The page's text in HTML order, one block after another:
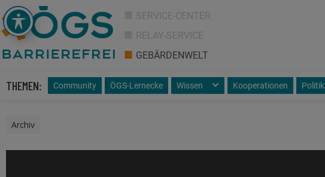
SERVICE-CENTER
RELAY-SERVICE
GEBÄRDENWELT
THEMEN: Community ÖGS-Lernecke Wissen Kooperationen Politik
Archiv